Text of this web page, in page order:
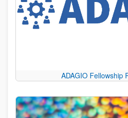
ADAGIO Fellowship